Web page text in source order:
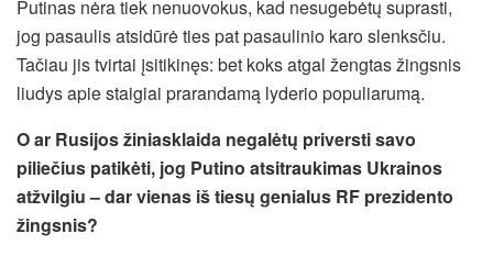
Putinas nėra tiek nenuovokus, kad nesugebėtų suprasti,
jog pasaulis atsidūrė ties pat pasaulinio karo slenksčiu.
Tačiau jis tvirtai įsitikinęs: bet koks atgal žengtas žingsnis
liudys apie staigiai prarandamą lyderio populiarumą.
O ar Rusijos žiniasklaida negalėtų priversti savo
piliečius patikėti, jog Putino atsitraukimas Ukrainos
atžvilgiu – dar vienas iš tiesų genialus RF prezidento
žingsnis?